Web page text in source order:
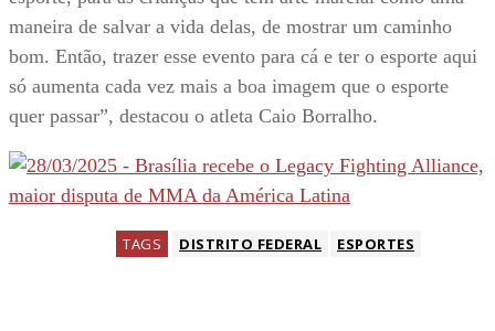
maneira de salvar a vida delas, de mostrar um caminho
bom. Então, trazer esse evento para cá e ter o esporte aqui
só aumenta cada vez mais a boa imagem que o esporte
quer passar”, destacou o atleta Caio Borralho.
TAGS DISTRITO FEDERAL ESPORTES